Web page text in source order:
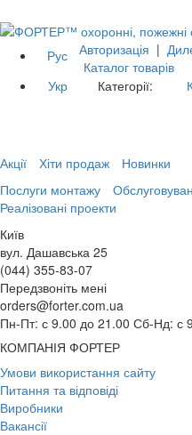
Рус
Укр
Авторизація |
Каталог товарів
Категорії:
Акції Хіти продаж
Новинки
Послуги монтажу
Реалізовані проекти
Київ
вул. Дашавська 25
(044) 355-83-07
Передзвоніть мені
orders@forter.com.ua
Пн-Пт: с 9.00 до 21.00 Сб-Нд: с
КОМПАНІЯ ФОРТЕР
Умови використання сайту
Питання та відповіді
Виробники
Вакансії